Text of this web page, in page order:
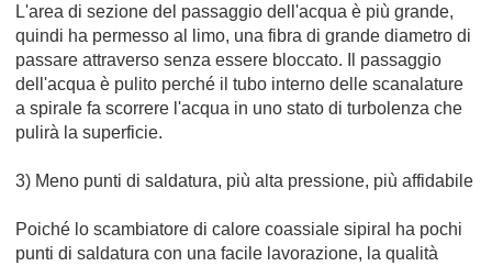
L'area di sezione del passaggio dell'acqua è più grande,
quindi ha permesso al limo, una fibra di grande diametro di
passare attraverso senza essere bloccato. Il passaggio
dell'acqua è pulito perché il tubo interno delle scanalature
a spirale fa scorrere l'acqua in uno stato di turbolenza che
pulirà la superficie.
3) Meno punti di saldatura, più alta pressione, più affidabile
Poiché lo scambiatore di calore coassiale sipiral ha pochi
punti di saldatura con una facile lavorazione, la qualità